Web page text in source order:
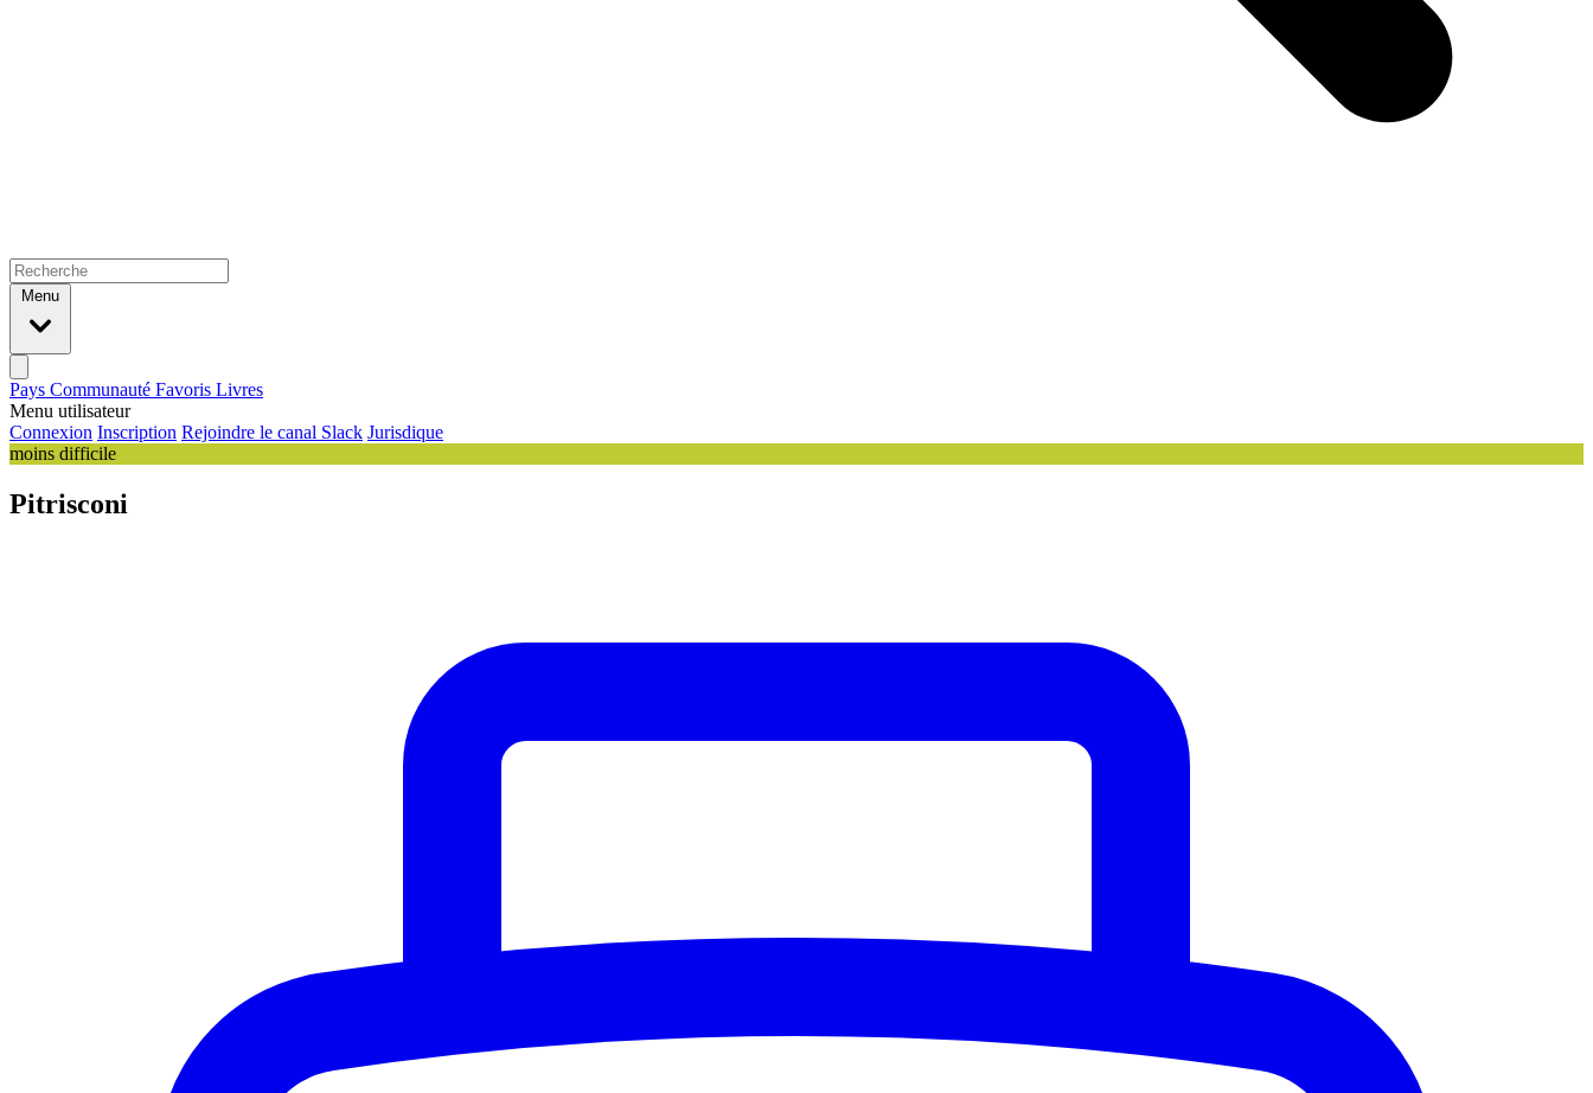
Menu
Pays Communauté Favoris Livres
Menu utilisateur
Connexion Inscription Rejoindre le canal Slack Jurisdique
moins difficile
Pitrisconi